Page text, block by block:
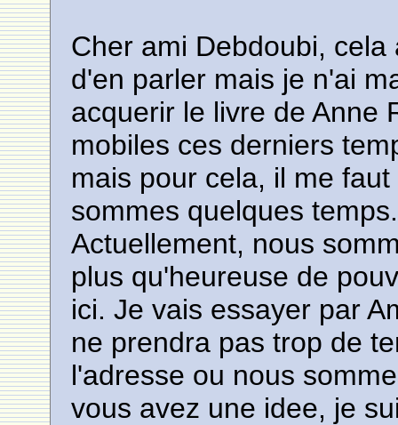
Cher ami Debdoubi,
d'en parler mais je n'ai
acquerir le livre de Anne
mobiles ces derniers
mais pour cela, il me
sommes quelques temps.
Actuellement, nous
plus qu'heureuse de
ici. Je vais essayer par
ne prendra pas trop de
l'adresse ou nous
vous avez une idee, je